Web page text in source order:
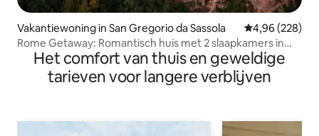
Vakantiewoning in San Gregorio da Sassola Gemiddelde
4,96 (228)
Rome Getaway: Romantisch huis met 2 slaapkamers in
kasteelmuren
Het comfort van thuis en geweldige
tarieven voor langere verblijven